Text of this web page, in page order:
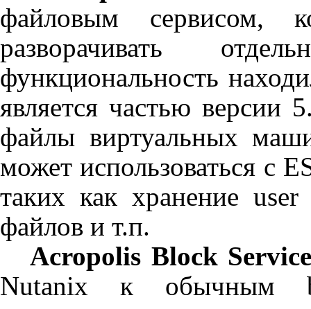
файловым сервисом,
разворачивать
функциональность
является частью версии
файлы виртуальных
может использоваться с
таких как хранениеuser
файлов и т.п.
Acropolis Block
Nutanix к обычным